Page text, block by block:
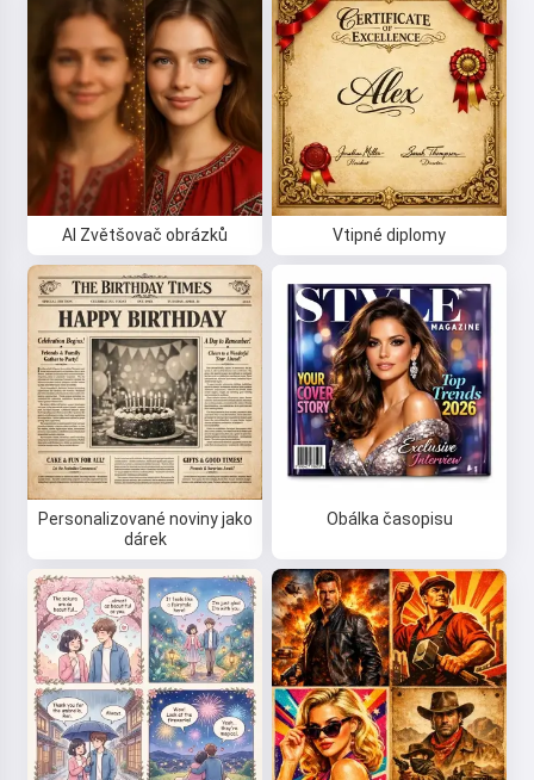
AI Zvětšovač obrázků Vtipné diplomy
Personalizované noviny jako
dárek
Obálka časopisu